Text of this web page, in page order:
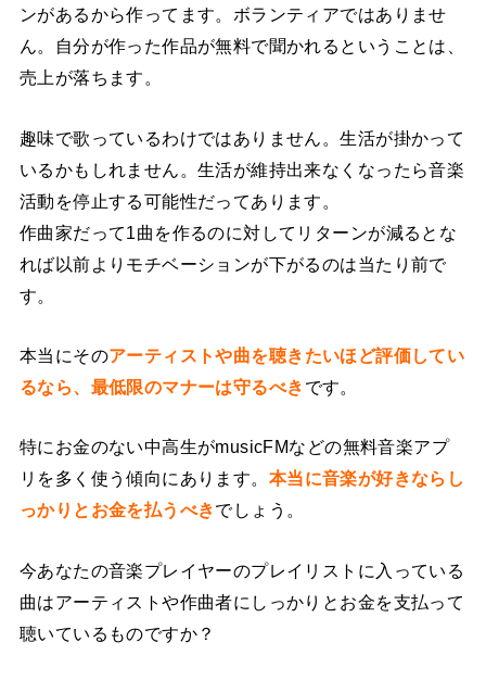
ンがあるから作ってます。ボランティアではありませ
ん。自分が作った作品が無料で聞かれるということは、
売上が落ちます。
趣味で歌っているわけではありません。生活が掛かって
いるかもしれません。生活が維持出来なくなったら音楽
活動を停止する可能性だってあります。
作曲家だって1曲を作るのに対してリターンが減るとな
れば以前よりモチベーションが下がるのは当たり前で
す。
本当にそのアーティストや曲を聴きたいほど評価してい
るなら、最低限のマナーは守るべき です。
特にお金のない中高生がmusicFMなどの無料音楽アプ
リを多く使う傾向にあります。 本当に音楽が好きならし
っかりとお金を払うべきでしょう。
今あなたの音楽プレイヤーのプレイリストに入っている
曲はアーティストや作曲者にしっかりとお金を支払って
聴いているものですか？